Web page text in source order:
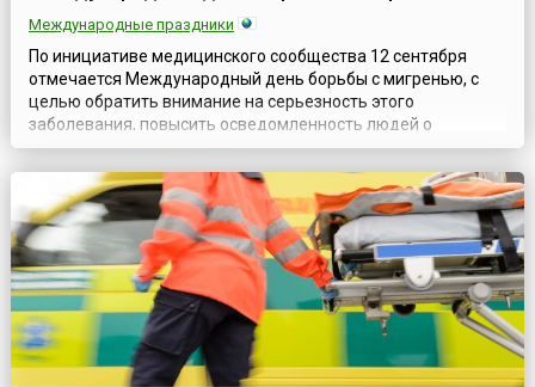
Международные праздники
По инициативе медицинского сообщества 12 сентября
отмечается Международный день борьбы с мигренью, с
целью обратить внимание на серьезность этого
заболевания, повысить осведомленность людей о
последствиях, которые оно может иметь, и показать,
насколько недооценена эта проблема. Ведь заболевание
оказывает влияние не только на физическое и психическое
состояние пациента, но и на его работу, семью, с...